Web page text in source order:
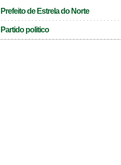
Prefeito de Estrela do Norte
Partido politico